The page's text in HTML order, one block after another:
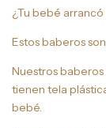
¿Tu bebé
Estos baberos
Nuestros
tienen tela
bebé.